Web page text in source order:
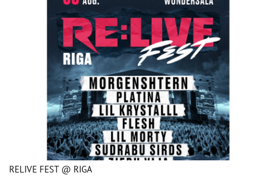
RELIVE FEST @ RIGA